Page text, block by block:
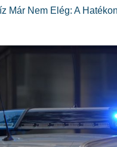
Már Nem Elég: A